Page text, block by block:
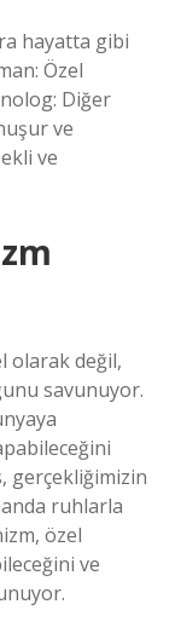
hayatta gibi
Özel
Diğer
ve
ve
olarak değil,
savunuyor.
gerçekliğimizin
ruhlarla
özel
ve